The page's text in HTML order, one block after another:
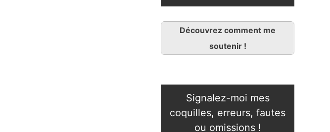
Découvrez comment me
soutenir !
Signalez-moi mes
coquilles, erreurs, fautes
ou omissions !